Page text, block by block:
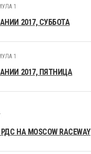
1
2017, СУББОТА
1
2017, ПЯТНИЦА
НА MOSCOW RACEWAY